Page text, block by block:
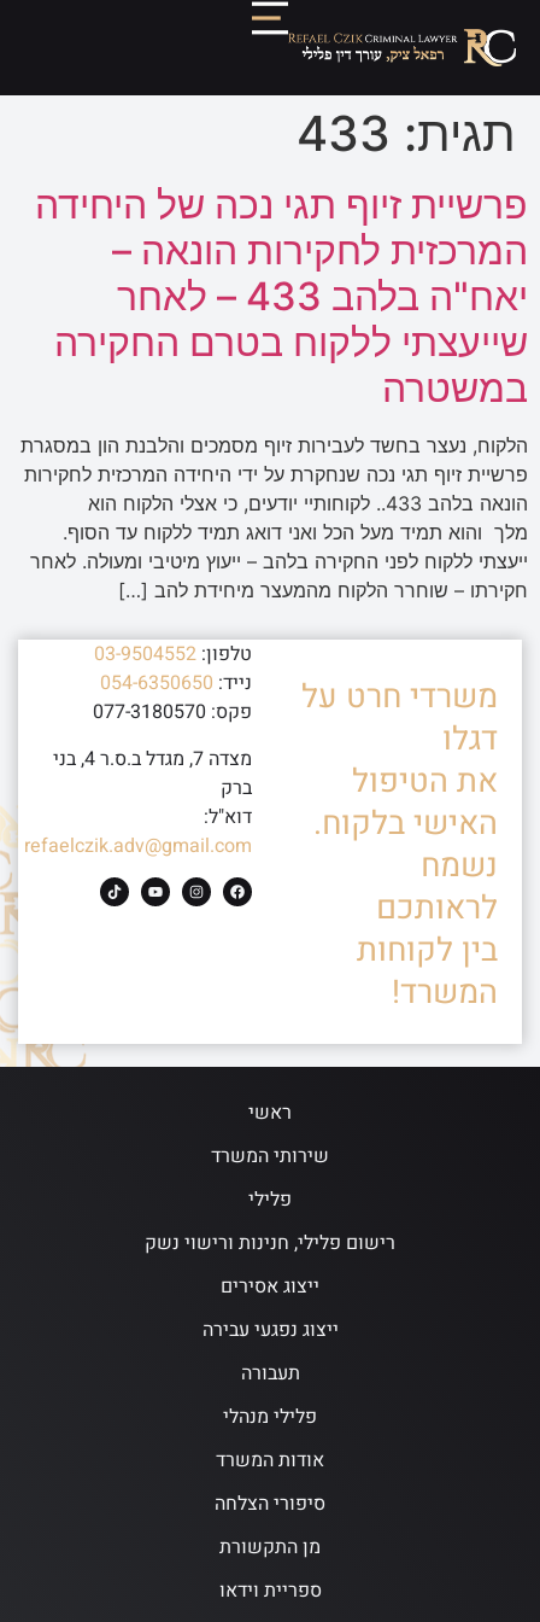
תגית: 433
פרשיית זיוף תגי נכה של היחידה
המרכזית לחקירות הונאה –
יאח"ה בלהב 433 – לאחר
שייעצתי ללקוח בטרם החקירה
במשטרה
הלקוח, נעצר בחשד לעבירות זיוף מסמכים והלבנת הון במסגרת
פרשיית זיוף תגי נכה שנחקרת על ידי היחידה המרכזית לחקירות
הונאה בלהב 433.. לקוחותיי יודעים, כי אצלי הלקוח הוא
מלך והוא תמיד מעל הכל ואני דואג תמיד ללקוח עד הסוף.
ייעצתי ללקוח לפני החקירה בלהב – ייעוץ מיטיבי ומעולה. לאחר
חקירתו – שוחרר הלקוח מהמעצר מיחידת להב […]
משרדי חרט על
דגלו
את הטיפול
האישי בלקוח.
נשמח
לראותכם
בין לקוחות
המשרד!
טלפון: 03-9504552
נייד: 054-6350650
פקס: 077-3180570
מצדה 7, מגדל ב.ס.ר 4, בני
ברק
דוא"ל:
refaelczik.adv@gmail.com
ראשי
שירותי המשרד
פלילי
רישום פלילי, חנינות ורישוי נשק
ייצוג אסירים
ייצוג נפגעי עבירה
תעבורה
פלילי מנהלי
אודות המשרד
סיפורי הצלחה
מן התקשורת
ספריית וידאו